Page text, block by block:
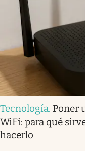
Tecnología. Poner
WiFi: para qué
hacerlo